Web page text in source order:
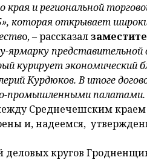
края и региональной
которая открывает
о, – рассказал
представительной
курирует
Курдюков. В итоге
промышленными палатами.
Среднечешским
и, надеемся,
деловых кругов